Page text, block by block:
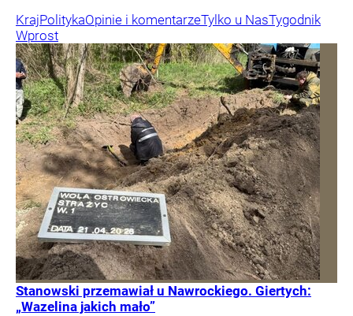
KrajPolitykaOpinie i komentarzeTylko u NasTygodnik
Wprost
Stanowski przemawiał u Nawrockiego. Giertych:
„Wazelina jakich mało”